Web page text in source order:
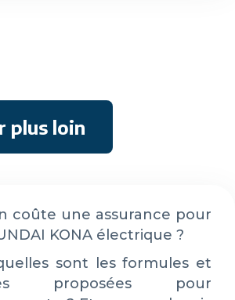
plus loin
coûte une assurance pour
KONA électrique ?
sont les formules et
proposées pour